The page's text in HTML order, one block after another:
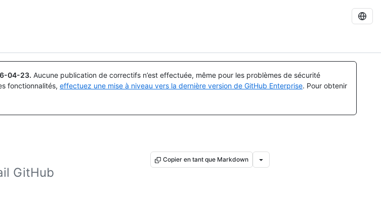
04-23. Aucune publication de correctifs n’est effectuée, même pour les problèmes de sécurité
fonctionnalités, effectuez une mise à niveau vers la dernière version de GitHub Enterprise. Pour obtenir
GitHub
Copier en tant que Markdown